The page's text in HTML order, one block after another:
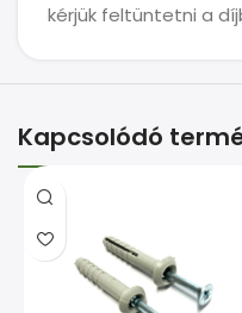
kérjük feltüntetni a
Kapcsolódó